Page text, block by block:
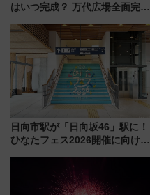
はいつ完成？ 万代広場全面完成
開発、バスタ新潟構想まで徹底
解説！
日向市駅が「日向坂46」駅に！
ひなたフェス2026開催に向けJR
全力応援 夜行列車「ドリーム
おひさま号」も走る